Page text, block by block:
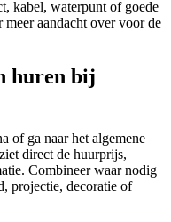
kabel, waterpunt of goede
aandacht over voor de
huren bij
of ga naar het algemene
direct de huurprijs,
Combineer waar nodig
projectie, decoratie of